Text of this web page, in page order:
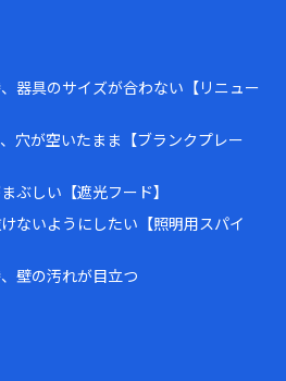
器具のサイズが合わない【リニュー
穴が空いたまま【ブランクプレー
ぶしい【遮光フード】
ないようにしたい【照明用スパイ
壁の汚れが目立つ